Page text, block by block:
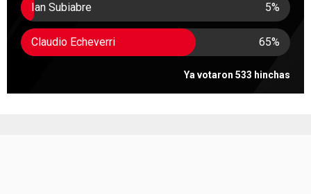
Ian Subiabre 5%
Claudio Echeverri 65%
Ya votaron 533 hinchas